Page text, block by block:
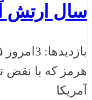
سال ارتش
هرمز که با نقض
آمریکا